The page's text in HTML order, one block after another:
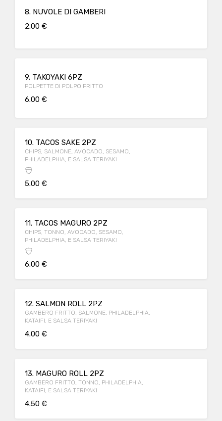
8. NUVOLE DI GAMBERI
2.00 €
9. TAKOYAKI 6PZ
POLPETTE DI POLPO FRITTO
6.00 €
10. TACOS SAKE 2PZ
CHIPS, SALMONE, AVOCADO, SESAMO,
PHILADELPHIA, E SALSA TERIYAKI
5.00 €
11. TACOS MAGURO 2PZ
CHIPS, TONNO, AVOCADO, SESAMO,
PHILADELPHIA, E SALSA TERIYAKI
6.00 €
12. SALMON ROLL 2PZ
GAMBERO FRITTO, SALMONE, PHILADELPHIA,
KATAIFI, E SALSA TERIYAKI
4.00 €
13. MAGURO ROLL 2PZ
GAMBERO FRITTO, TONNO, PHILADELPHIA,
KATAIFI, E SALSA TERIYAKI
4.50 €